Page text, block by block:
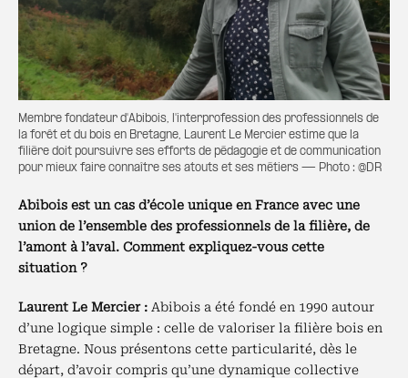
Membre fondateur d'Abibois, l'interprofession des professionnels de
la forêt et du bois en Bretagne, Laurent Le Mercier estime que la
filière doit poursuivre ses efforts de pédagogie et de communication
pour mieux faire connaître ses atouts et ses métiers — Photo : @DR
Abibois est un cas d’école unique en France avec une
union de l’ensemble des professionnels de la filière, de
l’amont à l’aval. Comment expliquez-vous cette
situation ?
Laurent Le Mercier : Abibois a été fondé en 1990 autour
d’une logique simple : celle de valoriser la filière bois en
Bretagne. Nous présentons cette particularité, dès le
départ, d’avoir compris qu’une dynamique collective